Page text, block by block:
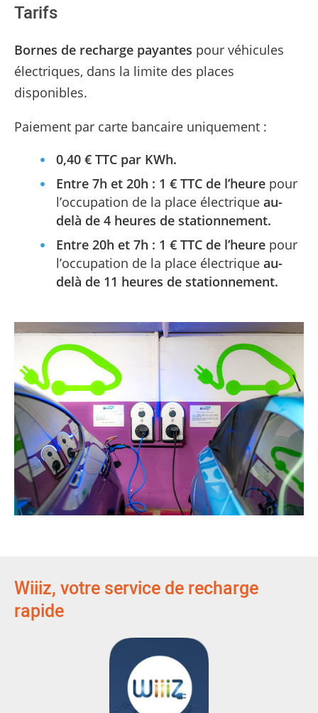
Tarifs
Bornes de recharge payantes pour véhicules
électriques, dans la limite des places
disponibles.
Paiement par carte bancaire uniquement :
0,40 € TTC par KWh.
Entre 7h et 20h : 1 € TTC de l’heurepour
l’occupation de la place électrique au-
delà de 4 heures de stationnement.
Entre 20h et 7h : 1 € TTC de l’heurepour
l’occupation de la place électrique au-
delà de 11 heures de stationnement.
Wiiiz, votre service de recharge
rapide